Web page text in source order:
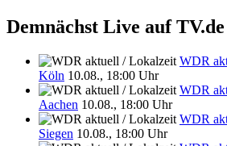
Demnächst Live auf TV.de
WDR
Köln 10.08., 18:00 Uhr
WDR
Aachen 10.08., 18:00 Uhr
WDR
Siegen 10.08., 18:00 Uhr